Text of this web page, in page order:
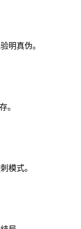
明真伪。
。
模式。